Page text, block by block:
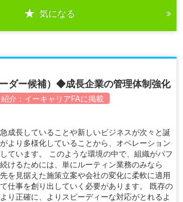
気になる
ダー候補）◆成長企業の管理体制強化
紹介： イーキャリアFAに掲載
成長していることや新しいビジネスが次々と誕
より多様化していることから、オペレーション
ています。 このような環境の中で、組織がパフ
けるためには、単にルーティン業務のみなら
を見据えた施策立案や会社の変化に柔軟に適用
仕事を創り出していく必要があります。 既存の
り正確に、よりスピーディーな対応がとれるよ